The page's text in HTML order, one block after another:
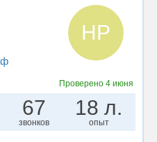
НР
Проверено 4 июня
67
звонков
18 л.
опыт